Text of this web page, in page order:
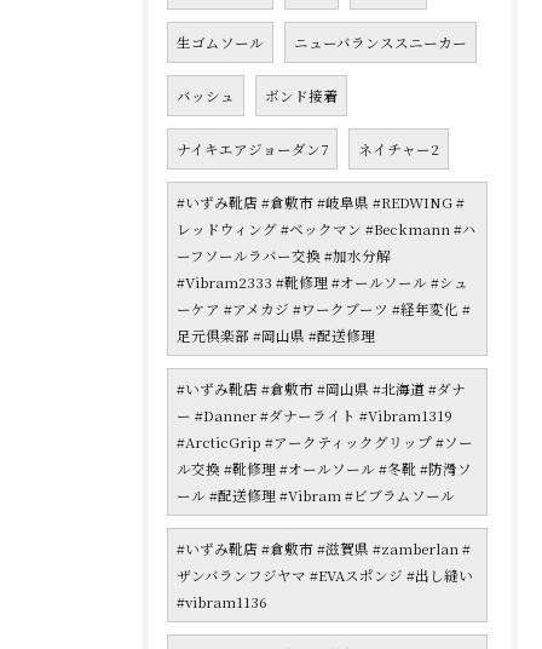
生ゴムソール ニューバランススニーカー
バッシュ ボンド接着
ナイキエアジョーダン7 ネイチャー2
#いずみ靴店 #倉敷市 #岐阜県 #REDWING #
レッドウィング #ベックマン #Beckmann #ハ
ーフソールラバー交換 #加水分解
#Vibram2333 #靴修理 #オールソール #シュ
ーケア #アメカジ #ワークブーツ #経年変化 #
足元倶楽部 #岡山県 #配送修理
#いずみ靴店 #倉敷市 #岡山県 #北海道 #ダナ
ー #Danner #ダナーライト #Vibram1319
#ArcticGrip #アークティックグリップ #ソー
ル交換 #靴修理 #オールソール #冬靴 #防滑ソ
ール #配送修理 #Vibram #ビブラムソール
#いずみ靴店 #倉敷市 #滋賀県 #zamberlan #
ザンバランフジヤマ #EVAスポンジ #出し縫い
#vibram1136